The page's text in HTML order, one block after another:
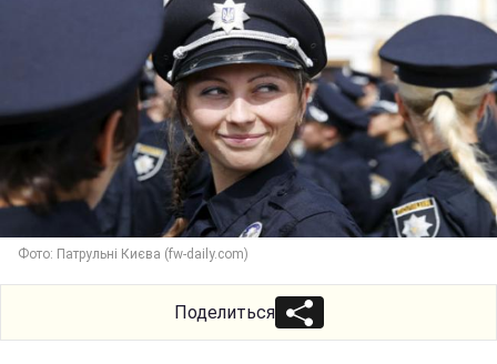
Фото: Патрульні Києва (fw-daily.com)
Поделиться